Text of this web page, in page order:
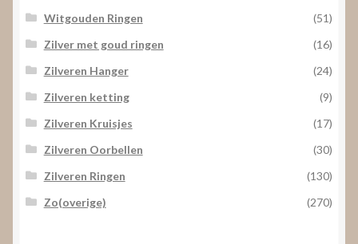
Witgouden Ringen
(51)
Zilver met goud ringen
(16)
Zilveren Hanger
(24)
Zilveren ketting
(9)
Zilveren Kruisjes
(17)
Zilveren Oorbellen
(30)
Zilveren Ringen
(130)
Zo(overige)
(270)